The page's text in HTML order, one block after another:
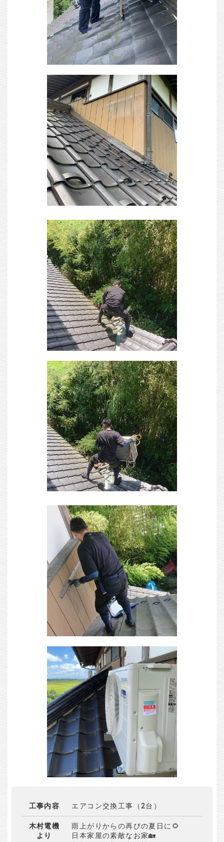
工事内容 エアコン交換工事（2台）
木村電機
より
雨上がりからの再びの夏日に🌻
日本家屋の素敵なお家🏡